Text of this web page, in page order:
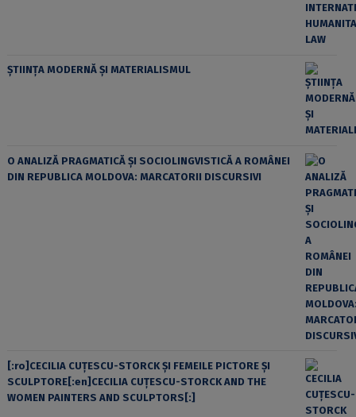
ȘTIINȚA MODERNĂ ȘI MATERIALISMUL
O ANALIZĂ PRAGMATICĂ ȘI SOCIOLINGVISTICĂ A ROMÂNEI
DIN REPUBLICA MOLDOVA: MARCATORII DISCURSIVI
[:ro]CECILIA CUŢESCU-STORCK ŞI FEMEILE PICTORE ŞI
SCULPTORE[:en]CECILIA CUŢESCU-STORCK AND THE
WOMEN PAINTERS AND SCULPTORS[:]